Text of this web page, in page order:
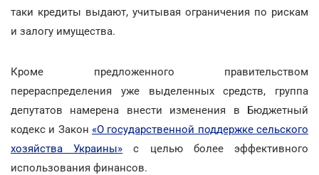
таки кредиты выдают, учитывая ограничения по рискам
и залогу имущества.
Кроме предложенного правительством
перераспределения уже выделенных средств, группа
депутатов намерена внести изменения в Бюджетный
кодекс и Закон «О государственной поддержке сельского
хозяйства Украины» с целью более эффективного
использования финансов.